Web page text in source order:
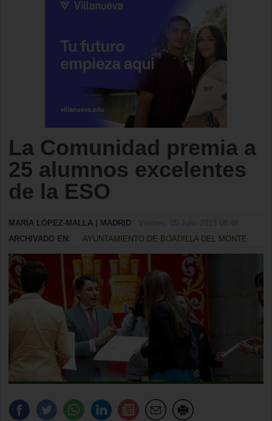
La Comunidad premia a
25 alumnos excelentes
de la ESO
MARÍA LÓPEZ-MALLA | MADRID
ARCHIVADO EN:
AYUNTAMIENTO DE BOADILLA DEL MONTE